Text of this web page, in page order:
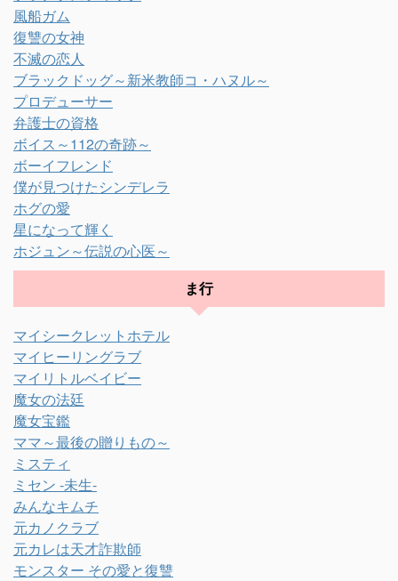
風船ガム
復讐の女神
不滅の恋人
ブラックドッグ～新米教師コ・ハヌル～
プロデューサー
弁護士の資格
ボイス～112の奇跡～
ボーイフレンド
僕が見つけたシンデレラ
ホグの愛
星になって輝く
ホジュン～伝説の心医～
ま行
マイシークレットホテル
マイヒーリングラブ
マイリトルベイビー
魔女の法廷
魔女宝鑑
ママ～最後の贈りもの～
ミスティ
ミセン -未生-
みんなキムチ
元カノクラブ
元カレは天才詐欺師
モンスター その愛と復讐